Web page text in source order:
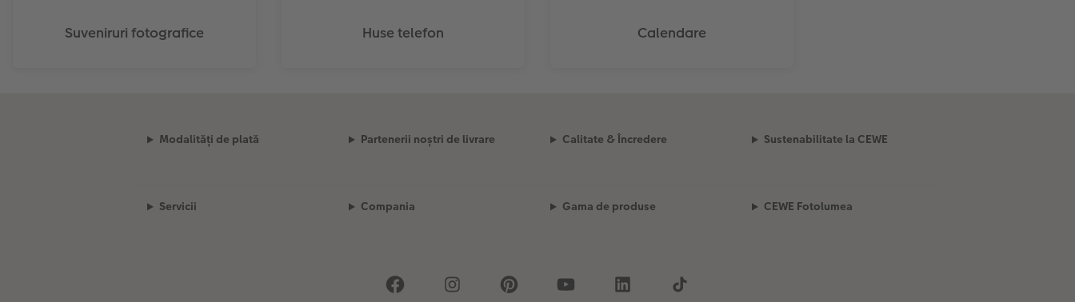
Suveniruri fotografice Huse telefon Calendare
Modalități de plată Partenerii noștri de livrare Calitate & Încredere Sustenabilitate la CEWE
Servicii Compania Gama de produse CEWE Fotolumea